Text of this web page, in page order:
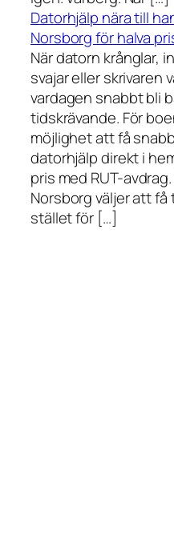
Datorhjälp nära till
Norsborg för halva
När datorn krånglar,
svajar eller skrivaren
vardagen snabbt bli
tidskrävande. För
möjlighet att få
datorhjälp direkt i
pris med RUT-
Norsborg väljer att
stället för […]